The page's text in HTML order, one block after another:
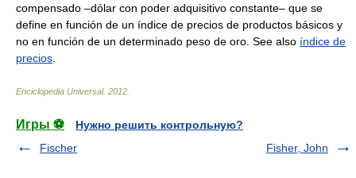
compensado –dólar con poder adquisitivo constante– que se
define en función de un índice de precios de productos básicos y
no en función de un determinado peso de oro. See also índice de
precios
Enciclopedia Universal. 2012
Игры ⚽
Нужно решить контрольную?
Fischer
Fisher, John